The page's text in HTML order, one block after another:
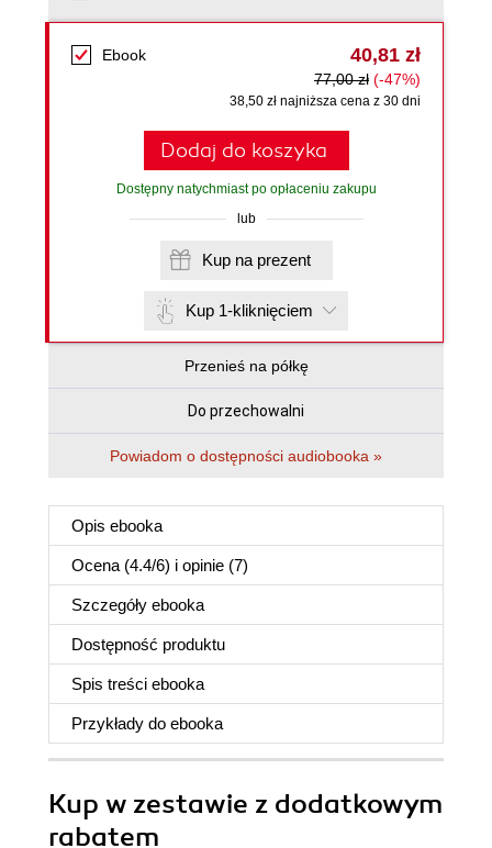
Ebook 40,81 zł
77,00 zł (-47%)
38,50 zł najniższa cena z 30 dni
Dodaj do koszyka
Dostępny natychmiast po opłaceniu zakupu
lub
Kup na prezent
Kup 1-kliknięciem
Przenieś na półkę
Do przechowalni
Powiadom o dostępności audiobooka »
Opis ebooka
Ocena (4.4/6) i opinie (7)
Szczegóły ebooka
Dostępność produktu
Spis treści ebooka
Przykłady do ebooka
Kup w zestawie z dodatkowym
rabatem